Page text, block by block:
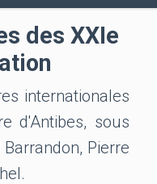
des XXIe
internationales
d'Antibes, sous
Pierre